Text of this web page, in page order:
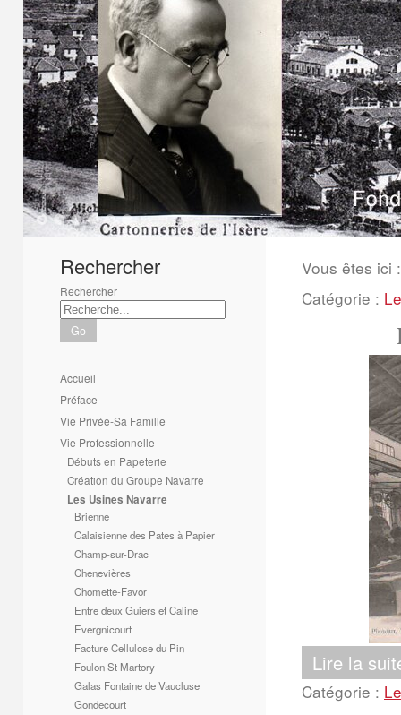
3 4 5 6
Rechercher
Rechercher
Go
Accueil
Préface
Vie Privée-Sa Famille
Vie Professionnelle
Débuts en Papeterie
Création du Groupe Navarre
Les Usines Navarre
Brienne
Calaisienne des Pates à Papier
Champ-sur-Drac
Chenevières
Chomette-Favor
Entre deux Guiers et Caline
Evergnicourt
Facture Cellulose du Pin
Foulon St Martory
Galas Fontaine de Vaucluse
Gondecourt
Vous êtes ici :
Catégorie :
Lire la
Catégorie :